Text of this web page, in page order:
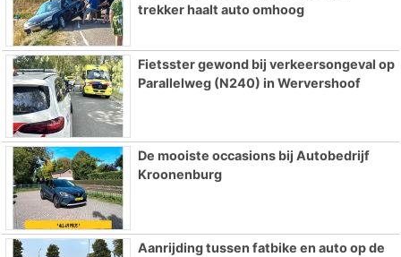
trekker haalt auto omhoog
Fietsster gewond bij verkeersongeval op
Parallelweg (N240) in Wervershoof
De mooiste occasions bij Autobedrijf
Kroonenburg
Aanrijding tussen fatbike en auto op de